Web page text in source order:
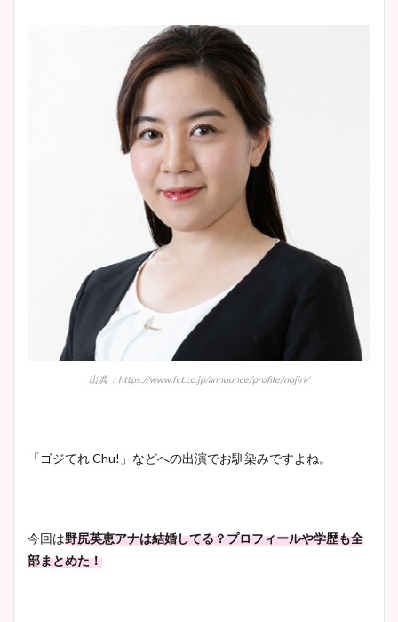
出典：https://www.fct.co.jp/announce/profile/nojiri/
「ゴジてれ Chu!」などへの出演でお馴染みですよね。
今回は野尻英恵アナは結婚してる？プロフィールや学歴も全
部まとめた！